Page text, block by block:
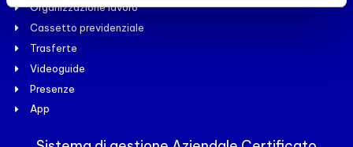
Organizzazione lavoro
Cassetto previdenziale
Trasferte
Videoguide
Presenze
App